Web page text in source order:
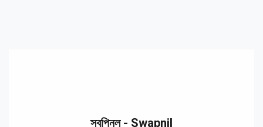
স্বপ্নিল - Swapnil